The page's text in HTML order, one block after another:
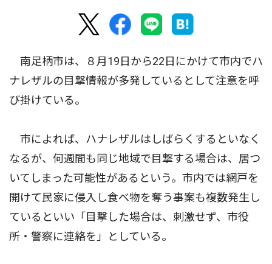
南足柄市は、８月19日から22日にかけて市内でハ
ナレザルの目撃情報が多発しているとして注意を呼
び掛けている。
市によれば、ハナレザルはしばらくするといなく
なるが、何週間も同じ地域で目撃する場合は、居つ
いてしまった可能性があるという。市内では網戸を
開けて民家に侵入し食べ物を奪う事案も複数発生し
ているといい「目撃した場合は、刺激せず、市役
所・警察に連絡を」としている。